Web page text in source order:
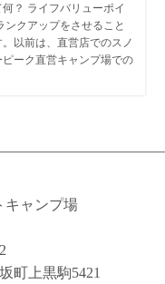
？ ライフバリューポイ
ンクアップをさせること
以前は、直営店でのスノ
ーク直営キャンプ場での
キャンプ場
町上黒駒5421